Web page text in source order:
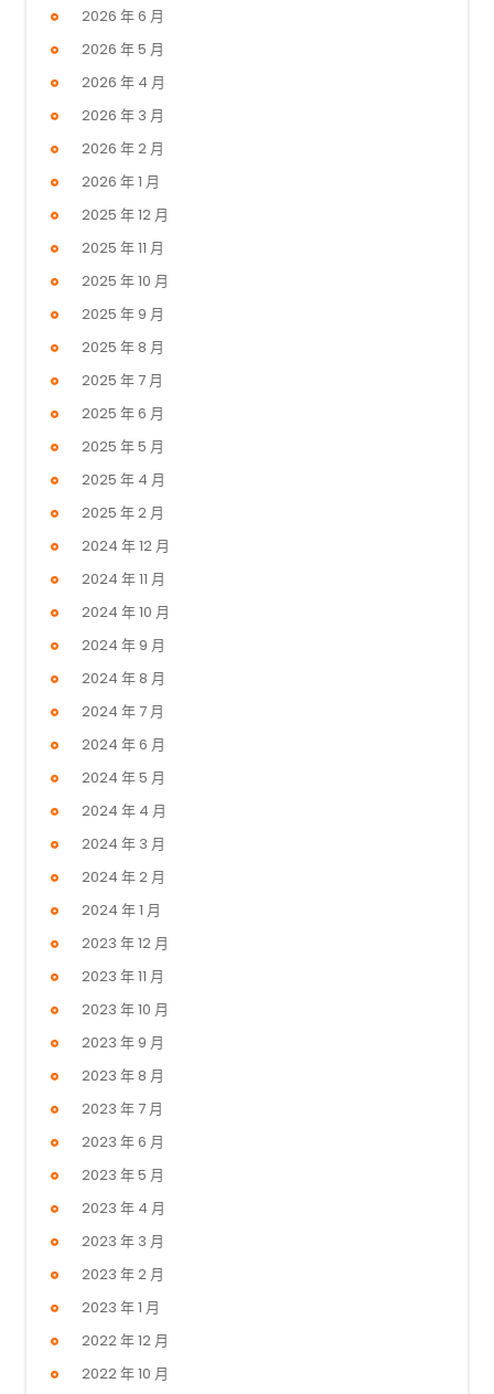
2026 年 6 月
2026 年 5 月
2026 年 4 月
2026 年 3 月
2026 年 2 月
2026 年 1 月
2025 年 12 月
2025 年 11 月
2025 年 10 月
2025 年 9 月
2025 年 8 月
2025 年 7 月
2025 年 6 月
2025 年 5 月
2025 年 4 月
2025 年 2 月
2024 年 12 月
2024 年 11 月
2024 年 10 月
2024 年 9 月
2024 年 8 月
2024 年 7 月
2024 年 6 月
2024 年 5 月
2024 年 4 月
2024 年 3 月
2024 年 2 月
2024 年 1 月
2023 年 12 月
2023 年 11 月
2023 年 10 月
2023 年 9 月
2023 年 8 月
2023 年 7 月
2023 年 6 月
2023 年 5 月
2023 年 4 月
2023 年 3 月
2023 年 2 月
2023 年 1 月
2022 年 12 月
2022 年 10 月